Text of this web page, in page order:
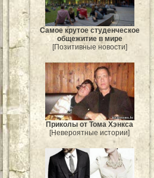
Самое крутое студенческое
общежитие в мире
[Позитивные новости]
Приколы от Тома Хэнкса
[Невероятные истории]